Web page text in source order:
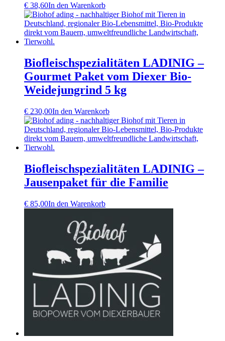
€ 38,60In den Warenkorb
Biofleischspezialitäten LADINIG –
Gourmet Paket vom Diexer Bio-
Weidejungrind 5 kg
€ 230,00In den Warenkorb
Biofleischspezialitäten LADINIG –
Jausenpaket für die Familie
€ 85,00In den Warenkorb